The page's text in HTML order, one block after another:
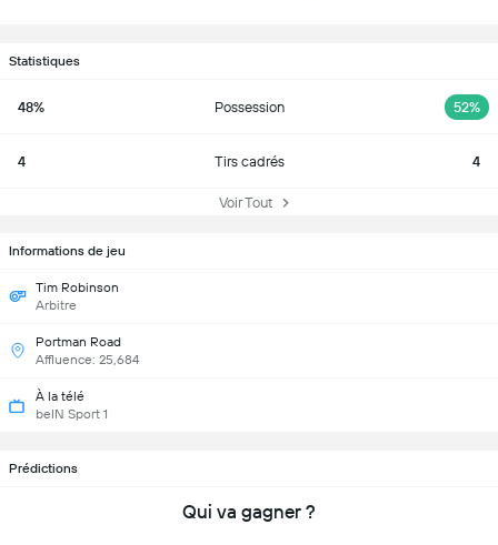
Statistiques
48% Possession 52%
4 Tirs cadrés 4
Voir Tout
Informations de jeu
Tim Robinson
Arbitre
Portman Road
Affluence: 25,684
À la télé
beIN Sport 1
Prédictions
Qui va gagner ?